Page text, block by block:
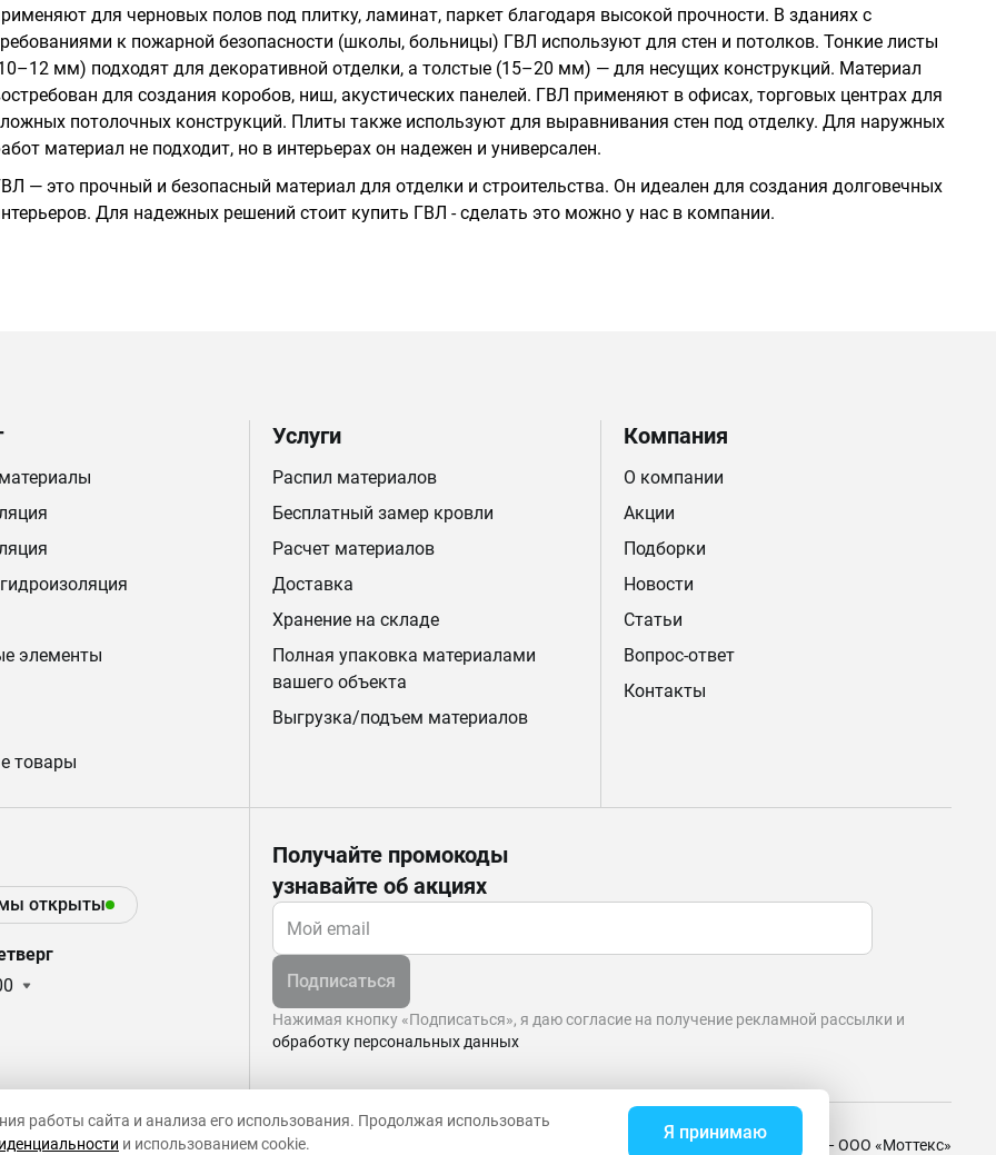
для черновых полов под плитку, ламинат, паркет благодаря высокой прочности. В зданиях с
к пожарной безопасности (школы, больницы) ГВЛ используют для стен и потолков. Тонкие листы
мм) подходят для декоративной отделки, а толстые (15–20 мм) — для несущих конструкций. Материал
для создания коробов, ниш, акустических панелей. ГВЛ применяют в офисах, торговых центрах для
потолочных конструкций. Плиты также используют для выравнивания стен под отделку. Для наружных
материал не подходит, но в интерьерах он надежен и универсален.
— это прочный и безопасный материал для отделки и строительства. Он идеален для создания долговечных
Для надежных решений стоит купить ГВЛ - сделать это можно у нас в компании.
элементы
товары
Услуги
Распил материалов
Бесплатный замер кровли
Расчет материалов
Доставка
Хранение на складе
Полная упаковка материалами
вашего объекта
Выгрузка/подъем материалов
Компания
О компании
Акции
Подборки
Новости
Статьи
Вопрос-ответ
Контакты
открыты
Получайте промокоды
узнавайте об акциях
Подписаться
Нажимая кнопку «Подписаться», я даю согласие на получение рекламной рассылки и
обработку персональных данных
Управление cookie-файламиПолитика конфиденциальности © 2010–2026 — ООО «Моттекс»
работы сайта и анализа его использования. Продолжая использовать
и использованием cookie.
Я принимаю